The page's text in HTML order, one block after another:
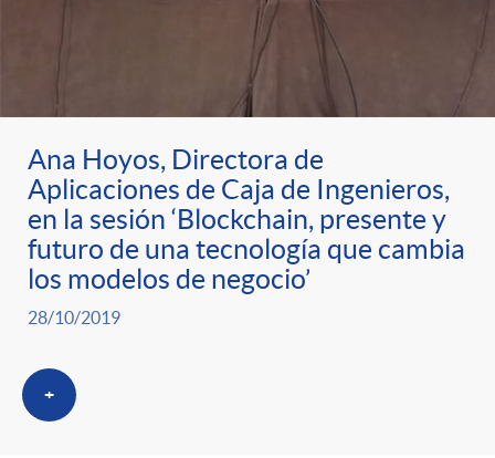
a
S
a
a
p
o
r
c
a
n
i
d
o
A
c
a
d
o
Ana Hoyos, Directora de
Aplicaciones de Caja de Ingenieros,
en la sesión ‘Blockchain, presente y
futuro de una tecnología que cambia
los modelos de negocio’
28/10/2019
+